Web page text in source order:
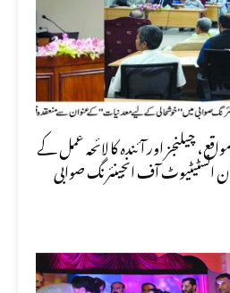
چیلنجز اور آئندہ کا لائحہ عمل کے
آف انجینئرنگ صوابی